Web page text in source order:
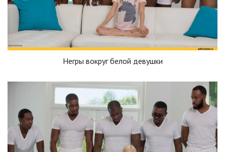
Негры вокруг белой девушки